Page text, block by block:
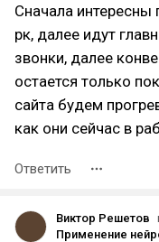
Сначала интересны
рк, далее идут
звонки, далее
остается только
сайта будем
как они сейчас в
Ответить
Виктор Решетов